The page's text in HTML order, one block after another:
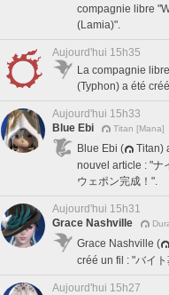
compagnie libre
(Lamia)".
Aujourd'hui 15h35
La compagnie
(Typhon) a été
Aujourd'hui 15h33
Blue Ebi
Titan [Mana]
Blue Ebi (
Titan)
nouvel article : "ナ
ウェポン完成！".
Aujourd'hui 15h31
Grace Nashville
Grace Nashville (
créé un fil : "バイト
Aujourd'hui 15h27